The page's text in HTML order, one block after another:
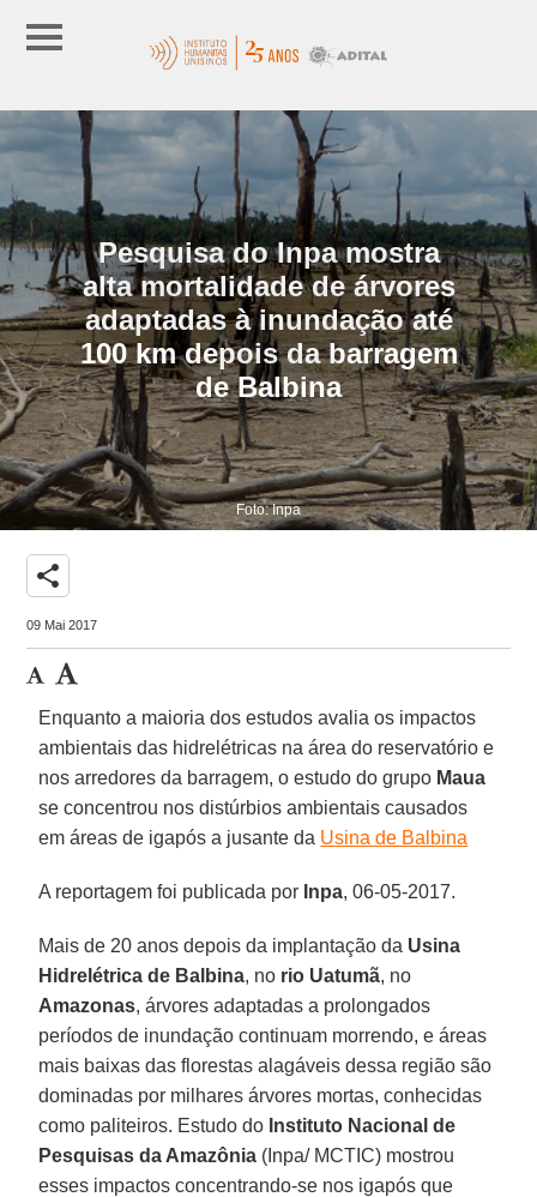
Pesquisa do Inpa mostra
alta mortalidade de árvores
adaptadas à inundação até
100 km depois da barragem
de Balbina
Foto: Inpa
share
09 Mai 2017
Enquanto a maioria dos estudos avalia os impactos
ambientais das hidrelétricas na área do reservatório e
nos arredores da barragem, o estudo do grupo Maua
se concentrou nos distúrbios ambientais causados
em áreas de igapós a jusante da Usina de Balbina
A reportagem foi publicada por Inpa, 06-05-2017.
Mais de 20 anos depois da implantação da Usina
Hidrelétrica de Balbina, no rio Uatumã, no
Amazonas, árvores adaptadas a prolongados
períodos de inundação continuam morrendo, e áreas
mais baixas das florestas alagáveis dessa região são
dominadas por milhares árvores mortas, conhecidas
como paliteiros. Estudo do Instituto Nacional de
Pesquisas da Amazônia (Inpa/ MCTIC) mostrou
esses impactos concentrando-se nos igapós que